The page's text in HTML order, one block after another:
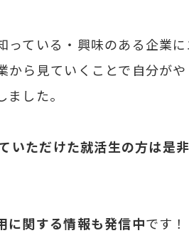
ている・興味のある企業
ら見ていくことで自分が
した。
ただけた就活生の方は是
に関する情報も発信中です！